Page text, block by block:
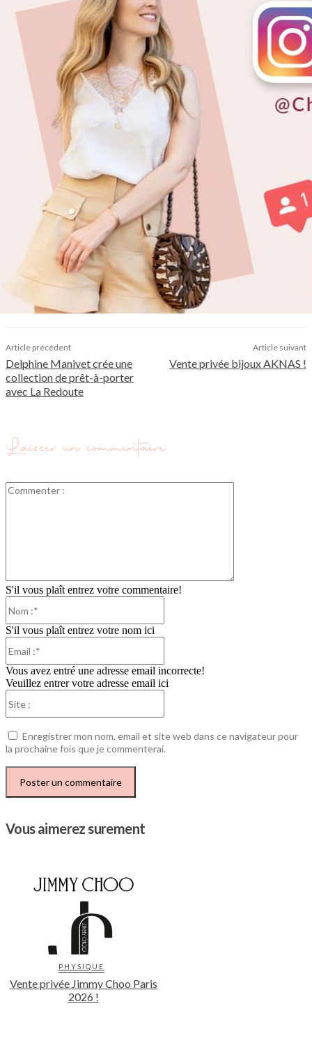
Article précédent
Delphine Manivet crée une
collection de prêt-à-porter
avec La Redoute
Article suivant
Vente privée bijoux AKNAS !
Laisser un commentaire
S'il vous plaît entrez votre commentaire!
S'il vous plaît entrez votre nom ici
Vous avez entré une adresse email incorrecte!
Veuillez entrer votre adresse email ici
Enregistrer mon nom, email et site web dans ce navigateur pour
la prochaine fois que je commenterai.
Vous aimerez surement
PHYSIQUE
Vente privée Jimmy Choo Paris
2026 !